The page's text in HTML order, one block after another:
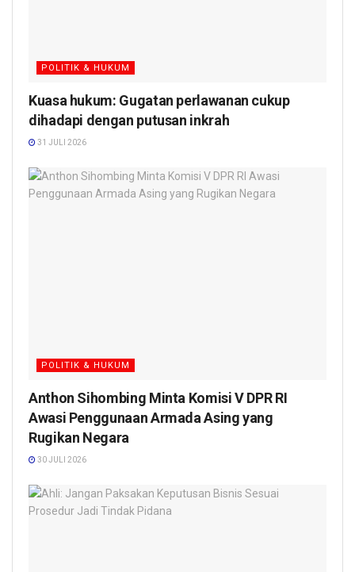
POLITIK & HUKUM
Kuasa hukum: Gugatan perlawanan cukup
dihadapi dengan putusan inkrah
31 JULI 2026
POLITIK & HUKUM
Anthon Sihombing Minta Komisi V DPR RI
Awasi Penggunaan Armada Asing yang
Rugikan Negara
30 JULI 2026